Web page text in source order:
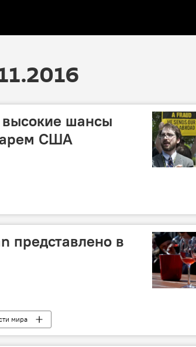
шансы
США
представлено в
мира